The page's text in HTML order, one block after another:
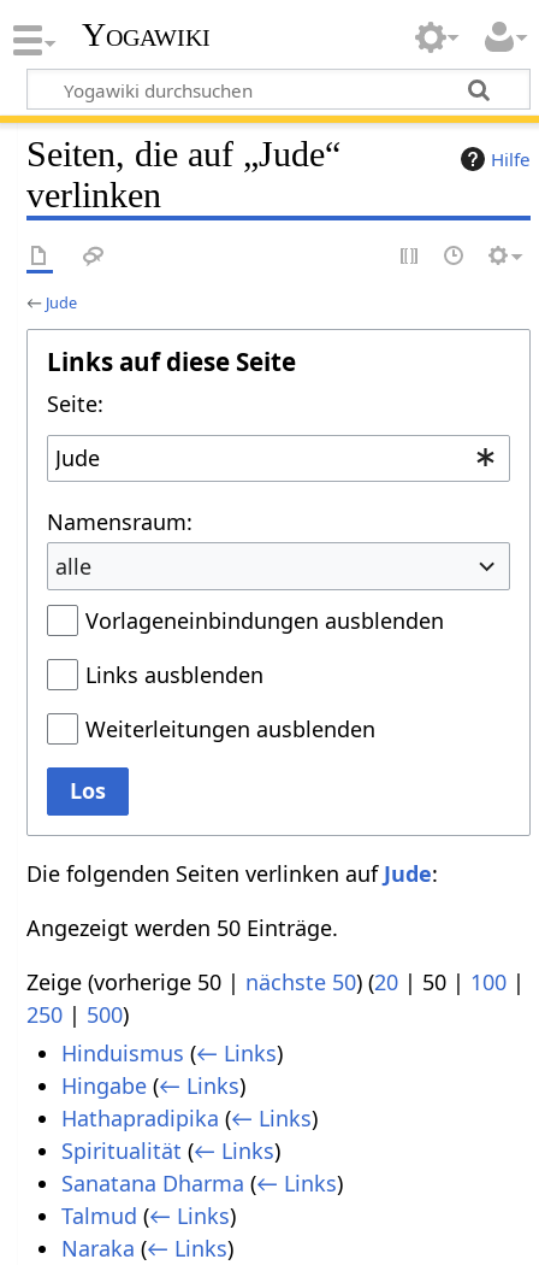
Yogawiki
Hilfe
Seiten, die auf „Jude“
verlinken
← Jude
Links auf diese Seite
Seite:
Namensraum:
alle
Vorlageneinbindungen ausblenden
Links ausblenden
Weiterleitungen ausblenden
Los
Die folgenden Seiten verlinken auf Jude:
Angezeigt werden 50 Einträge.
Zeige (vorherige 50 | nächste 50) (20 | 50 | 100 |
250 | 500)
Hinduismus (← Links)
Hingabe (← Links)
Hathapradipika (← Links)
Spiritualität (← Links)
Sanatana Dharma (← Links)
Talmud (← Links)
Naraka (← Links)